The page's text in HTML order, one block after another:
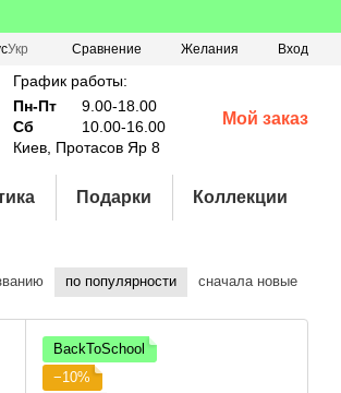
Укр Сравнение Желания Вход
График работы:
Пн-Пт
9.00-18.00
Сб
10.00-16.00
Киев, Протасов Яр 8
Мой заказ
Подарки Коллекции
по популярности сначала новые
BackToSchool
−10%